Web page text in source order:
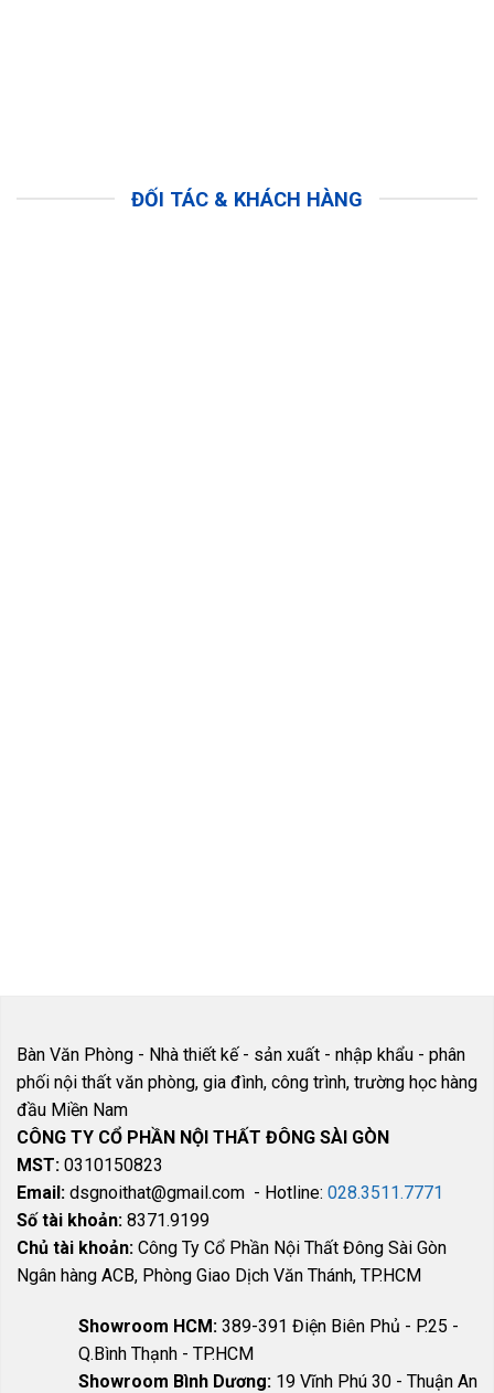
ĐỐI TÁC & KHÁCH HÀNG
Bàn Văn Phòng - Nhà thiết kế - sản xuất - nhập khẩu - phân
phối nội thất văn phòng, gia đình, công trình, trường học hàng
đầu Miền Nam
CÔNG TY CỔ PHẦN NỘI THẤT ĐÔNG SÀI GÒN
MST: 0310150823
Email: dsgnoithat@gmail.com - Hotline: 028.3511.7771
Số tài khoản: 8371.9199
Chủ tài khoản: Công Ty Cổ Phần Nội Thất Đông Sài Gòn
Ngân hàng ACB, Phòng Giao Dịch Văn Thánh, TP.HCM
Showroom HCM: 389-391 Điện Biên Phủ - P.25 -
Q.Bình Thạnh - TP.HCM
Showroom Bình Dương: 19 Vĩnh Phú 30 - Thuận An